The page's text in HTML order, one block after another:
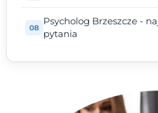
Psycholog Brzeszcze -
pytania